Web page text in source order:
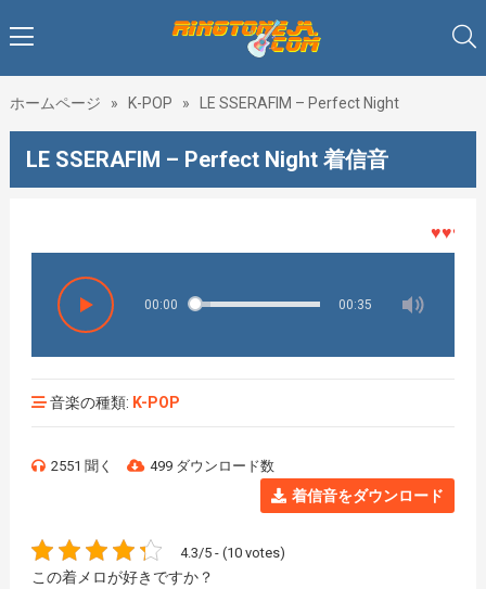
ホームページ » K-POP » LE SSERAFIM – Perfect Night
LE SSERAFIM – Perfect Night 着信音
♥♥♥着メ
00:00 00:35
音楽の種類: K-POP
2551 聞く 499 ダウンロード数
着信音をダウンロード
4.3/5 - (10 votes)
この着メロが好きですか？